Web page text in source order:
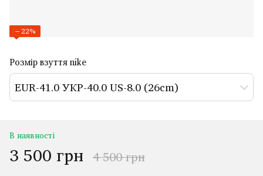
−22%
Розмір взуття nike
EUR-41.0 УКР-40.0 US-8.0 (26cm)
В наявності
3 500 грн 4 500 грн